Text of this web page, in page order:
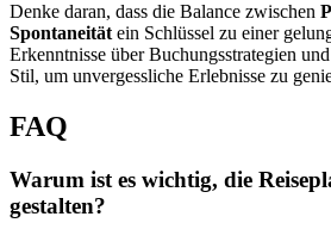
Denke daran, dass die Balance zwischen
Spontaneität ein Schlüssel zu einer
Erkenntnisse über Buchungsstrategien
Stil, um unvergessliche Erlebnisse zu
FAQ
Warum ist es wichtig, die
gestalten?